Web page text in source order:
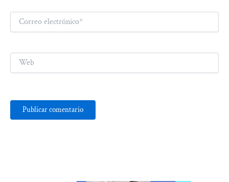
Correo
electrónico*
Web